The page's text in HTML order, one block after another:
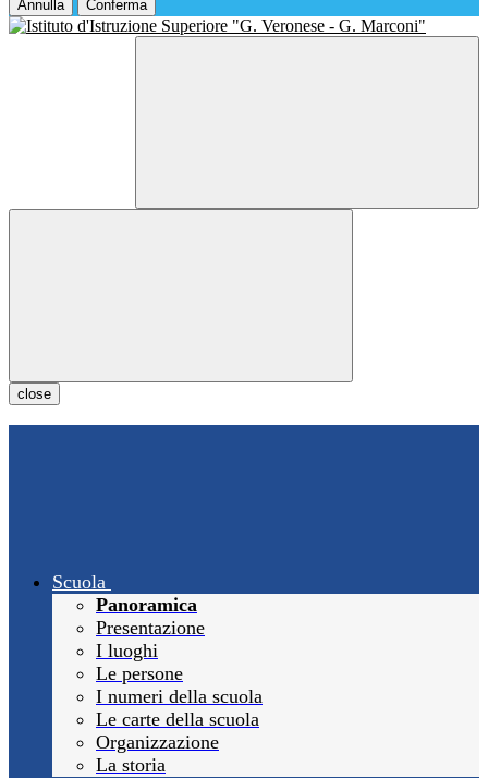
Annulla Conferma
close
Scuola
Panoramica
Presentazione
I luoghi
Le persone
I numeri della scuola
Le carte della scuola
Organizzazione
La storia